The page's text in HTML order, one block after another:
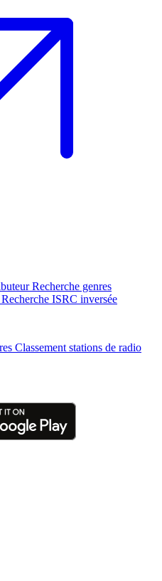
Recherche genres
Recherche ISRC inversée
Classement stations de radio